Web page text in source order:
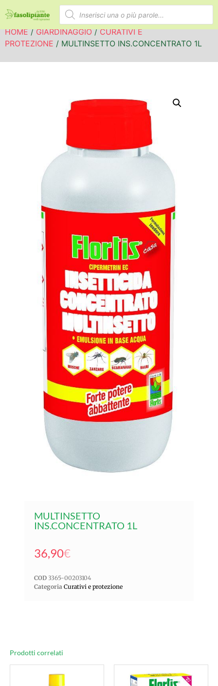
HOME/GIARDINAGGIO/CURATIVI E
PROTEZIONE / MULTINSETTO INS.CONCENTRATO 1L
MULTINSETTO
INS.CONCENTRATO 1L
36,90€
COD 3365-00203104
Categoria Curativi e protezione
Prodotti correlati